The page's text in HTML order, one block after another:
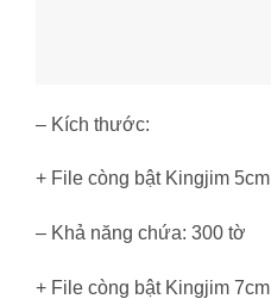
– Kích thước:
+ File còng bật Kingjim 5cm
– Khả năng chứa: 300 tờ
+ File còng bật Kingjim 7cm